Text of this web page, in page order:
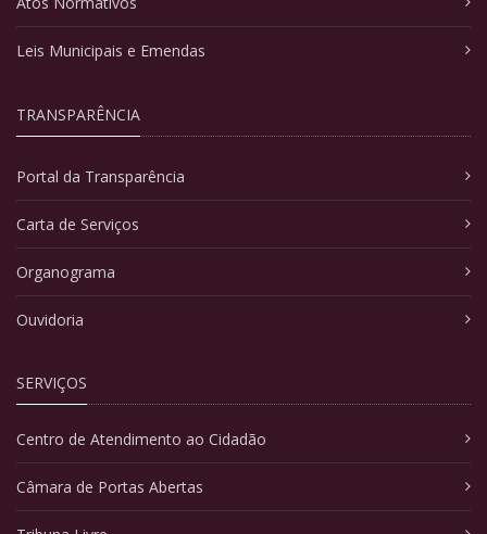
Leis Municipais e Emendas
TRANSPARÊNCIA
Portal da Transparência
Carta de Serviços
Organograma
Ouvidoria
SERVIÇOS
Centro de Atendimento ao Cidadão
Câmara de Portas Abertas